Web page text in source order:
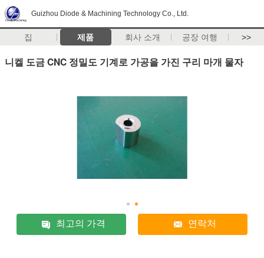
Guizhou Diode & Machining Technology Co., Ltd.
집 제품 회사 소개 공장 여행 >>
니켈 도금 CNC 정밀도 기계로 가공을 가진 구리 마개 물자
최고의 가격 연락처